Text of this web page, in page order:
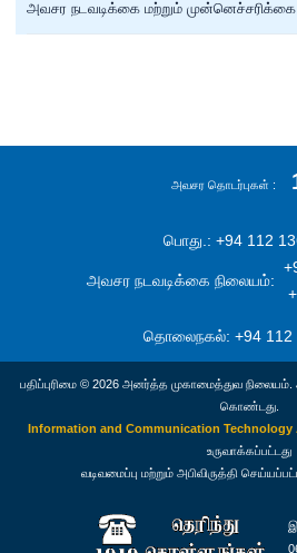
அவசர நடவடிக்கை மற்றும் முன்னெச்சரிக்கை
அவசர தொடர்புகள்
பொது.: +94 112
அவசர நடவடிக்கை நிலையம்:
தொலைநகல்: +94 112
பதிப்புரிமை © 2026 அனர்த்த முகாமைத்துவ
கொண்டது.
Information and Communication Technology
உருவாக்கப்பட்டது
வடிவமைப்பு மற்றும் அபிவிருத்தி